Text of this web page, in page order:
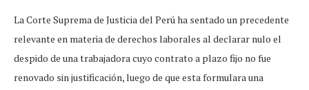
La Corte Suprema de Justicia del Perú ha sentado un precedente
relevante en materia de derechos laborales al declarar nulo el
despido de una trabajadora cuyo contrato a plazo fijo no fue
renovado sin justificación, luego de que esta formulara una